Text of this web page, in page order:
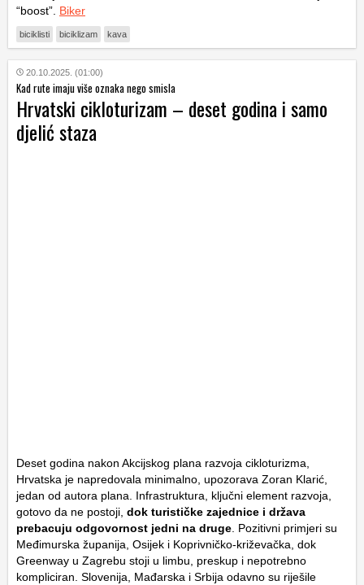
“boost”. Biker
biciklisti biciklizam kava
20.10.2025. (01:00)
Kad rute imaju više oznaka nego smisla
Hrvatski cikloturizam – deset godina i samo
djelić staza
Deset godina nakon Akcijskog plana razvoja cikloturizma,
Hrvatska je napredovala minimalno, upozorava Zoran Klarić,
jedan od autora plana. Infrastruktura, ključni element razvoja,
gotovo da ne postoji, dok turističke zajednice i država
prebacuju odgovornost jedni na druge. Pozitivni primjeri su
Međimurska županija, Osijek i Koprivničko-križevačka, dok
Greenway u Zagrebu stoji u limbu, preskup i nepotrebno
kompliciran. Slovenija, Mađarska i Srbija odavno su riješile